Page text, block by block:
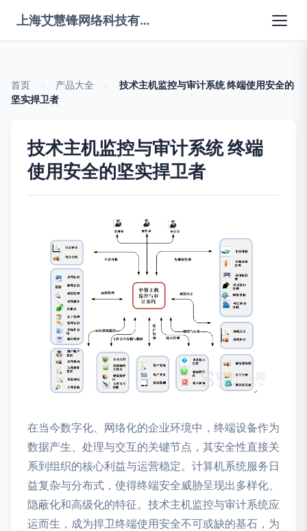
上海艾慧锋网络科技有限公司
首页 产品大全
技术主机监控与审计系统 终端使用安全的
坚实捍卫者
技术主机监控与审计系统 终端
使用安全的坚实捍卫者
在当今数字化、网络化的企业环境中，终端设备作为
数据产生、处理与交互的关键节点，其安全性直接关
系到组织的核心利益与运营稳定。计算机系统服务日
益复杂与分布式，使得终端安全威胁呈现出多样化、
隐蔽化和高级化的特征。技术主机监控与审计系统应
运而生，成为捍卫终端使用安全不可或缺的基石，为